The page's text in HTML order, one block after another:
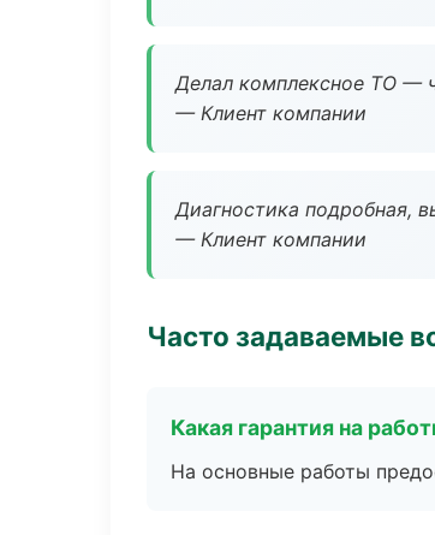
Делал комплексное ТО —
— Клиент компании
Диагностика подробная,
— Клиент компании
Часто задаваемые
Какая гарантия на
На основные работы